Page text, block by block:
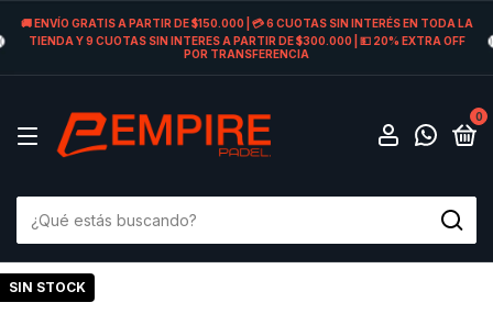
🚚 ENVÍO GRATIS A PARTIR DE $150.000 | 💳 6 CUOTAS SIN INTERÉS EN TODA LA
TIENDA Y 9 CUOTAS SIN INTERES A PARTIR DE $300.000 | 💵 20% EXTRA OFF
POR TRANSFERENCIA
0
SIN STOCK